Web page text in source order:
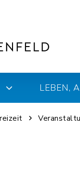
LEBEN,